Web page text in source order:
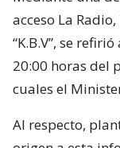
acceso La
“K.B.V”, se
20:00 horas del
cuales el
Al respecto,